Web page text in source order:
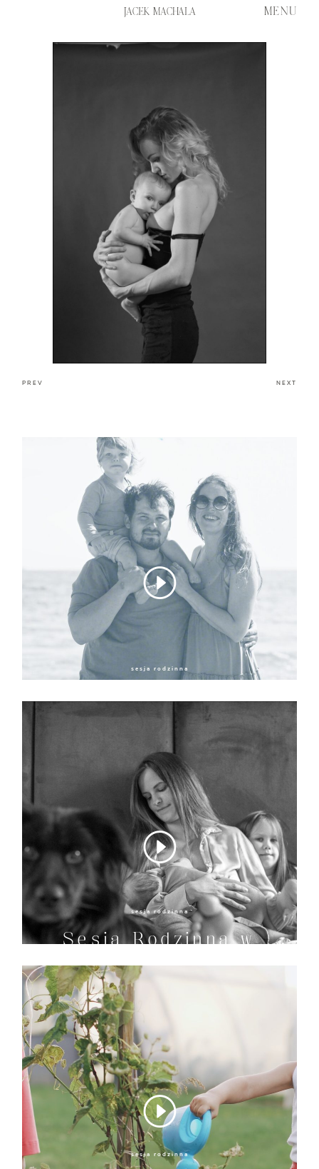
JACEK MACHALA MENU
PREV NEXT
sesja rodzinna
sesja nad morzem
sesja rodzinna
Sesja Rodzinna w
Domu
sesja rodzinna